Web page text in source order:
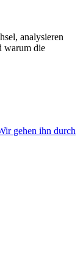
analysieren
warum die
gehen ihn durch